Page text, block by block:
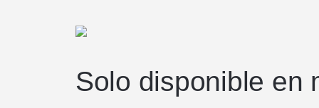
Solo disponible en